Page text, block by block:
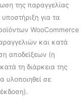
της παραγγελίας
για τα
WooCommerce
και κατά
αποδείξεων (η
τη διάρκεια της
υλοποιηθεί σε